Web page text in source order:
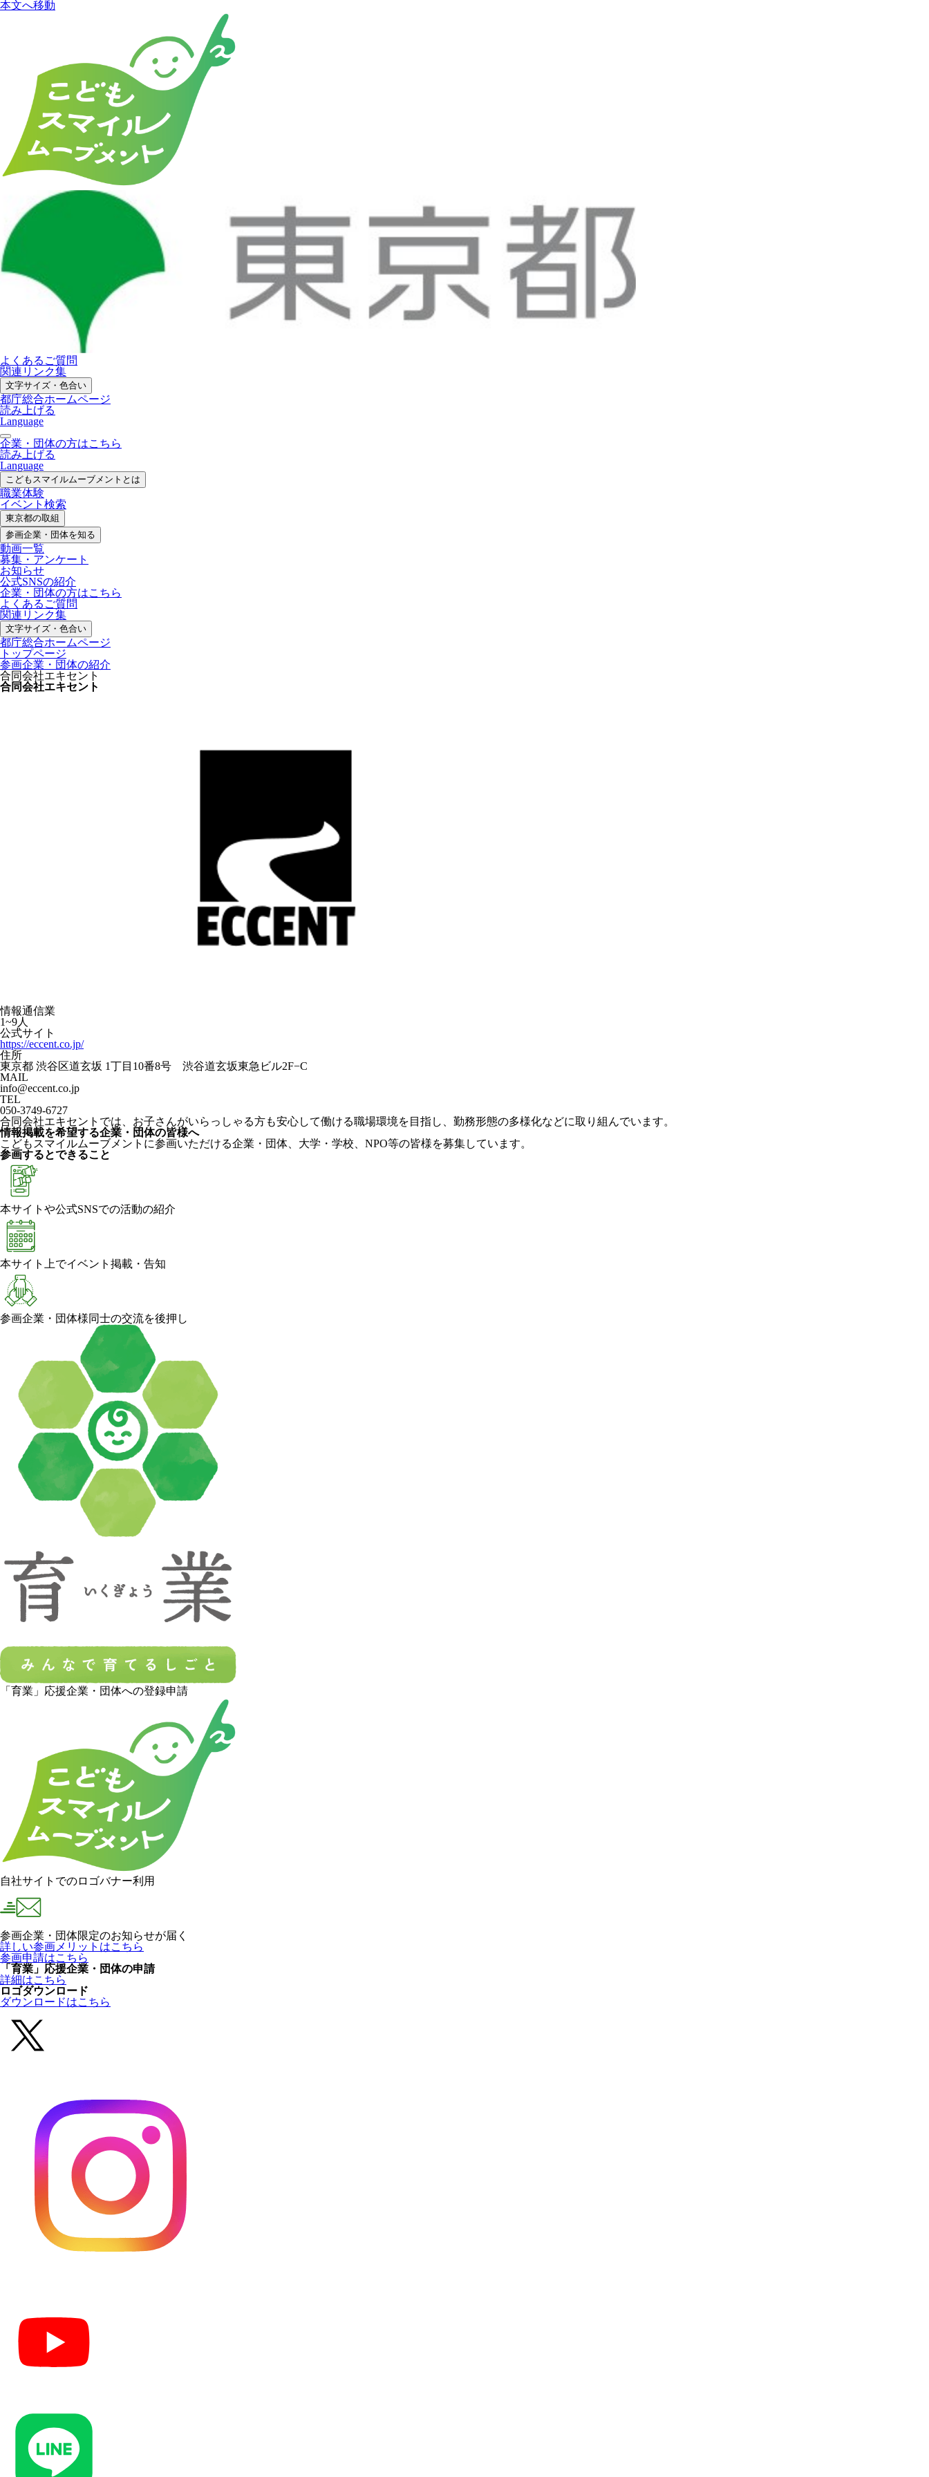
本文へ移動
よくあるご質問
関連リンク集
文字サイズ・色合い
都庁総合ホームページ
読み上げる
Language
企業・団体の方はこちら
読み上げる
Language
こどもスマイルムーブメントとは
職業体験
イベント検索
東京都の取組
参画企業・ 団体を知る
動画一覧
募集・ アンケート
お知らせ
公式SNSの紹介
企業・団体の方はこちら
よくあるご質問
関連リンク集
文字サイズ・色合い
都庁総合ホームページ
トップページ
参画企業・団体の紹介
合同会社エキセント
合同会社エキセント
情報通信業
1~9人
公式サイト
https://eccent.co.jp/
住所
東京都 渋谷区道玄坂 1丁目10番8号 渋谷道玄坂東急ビル2F−C
MAIL
info@eccent.co.jp
TEL
050-3749-6727
合同会社エキセントでは、お子さんがいらっしゃる方も安心して働ける職場環境を目指し、勤務形態の多様化などに取り組んでいます。
情報掲載を希望する企業・団体の皆様へ
こどもスマイルムーブメントに参画いただける企業・団体、大学・学校、NPO等の皆様を募集しています。
参画するとできること
本サイトや公式SNSでの活動の紹介
本サイト上でイベント掲載・告知
参画企業・団体様同士の交流を後押し
「育業」応援企業・団体への登録申請
自社サイトでのロゴバナー利用
参画企業・団体限定のお知らせが届く
詳しい参画メリットはこちら
参画申請はこちら
「育業」応援企業・団体の申請
詳細はこちら
ロゴダウンロード
ダウンロードはこちら